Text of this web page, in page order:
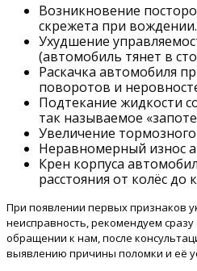
Возникновение
скрежета при вождении.
Ухудшение
(автомобиль тянет в
Раскачка автомобиля
поворотов и
Подтекание жидкости
так называемое
Увеличение тормозного
Неравномерный износ
Крен корпуса
расстояния от колёс до
При появлении первых признаков
неисправность, рекомендуем
обращении к нам, после
выявлению причины поломки и её